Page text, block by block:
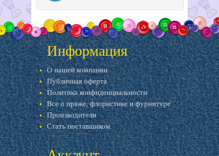
Информация
О нашей компании
Публичная оферта
Политика конфиденциальности
Все о пряже, флористике и фурнитуре
Производители
Стать поставщиком